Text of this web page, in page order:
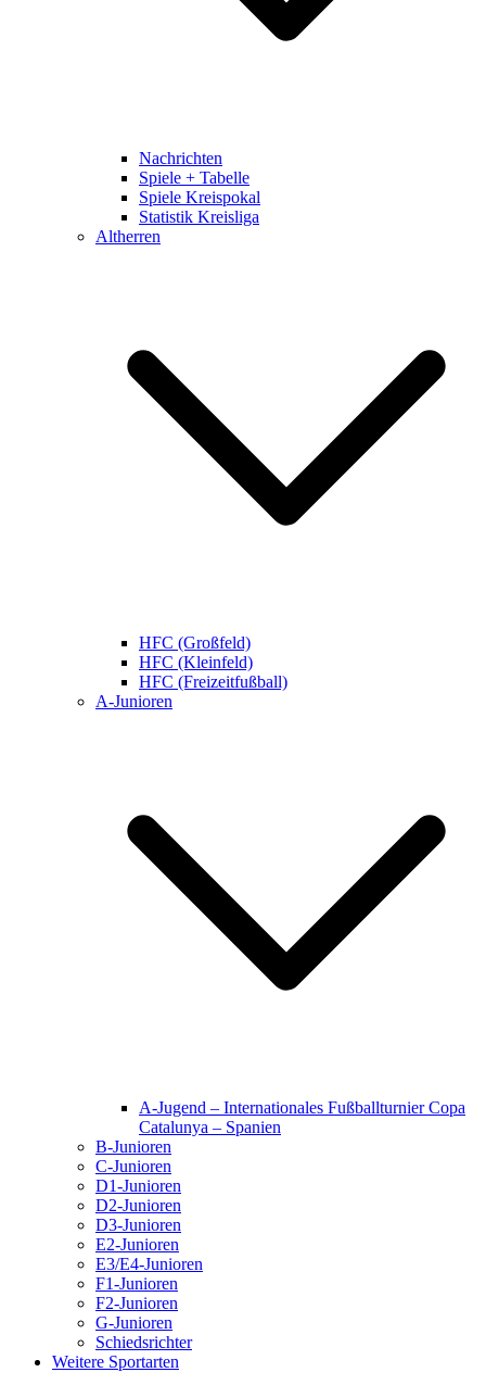
Nachrichten
Spiele + Tabelle
Spiele Kreispokal
Statistik Kreisliga
Altherren
HFC (Großfeld)
HFC (Kleinfeld)
HFC (Freizeitfußball)
A-Junioren
A-Jugend – Internationales Fußballturnier Copa
Catalunya – Spanien
B-Junioren
C-Junioren
D1-Junioren
D2-Junioren
D3-Junioren
E2-Junioren
E3/E4-Junioren
F1-Junioren
F2-Junioren
G-Junioren
Schiedsrichter
Weitere Sportarten